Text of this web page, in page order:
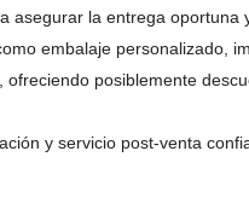
asegurar la entrega oportuna
embalaje personalizado,
posiblemente
y servicio post-venta